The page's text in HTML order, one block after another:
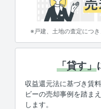
※戸建、土地の査定につ
「貸す」
収益還元法に基づき賃
ビーの売却事例を踏ま
します。